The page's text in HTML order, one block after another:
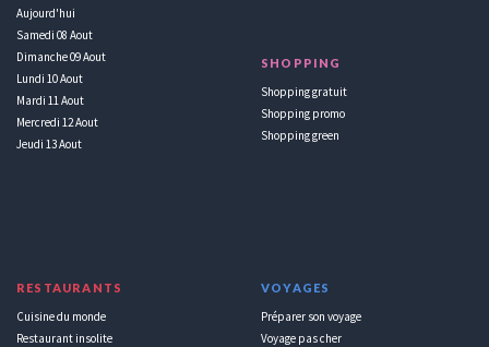
Aujourd'hui
Samedi 08 Aout
Dimanche 09 Aout
Lundi 10 Aout
Mardi 11 Aout
Mercredi 12 Aout
Jeudi 13 Aout
SHOPPING
Shopping gratuit
Shopping promo
Shopping green
RESTAURANTS
Cuisine du monde
Restaurant insolite
VOYAGES
Préparer son voyage
Voyage pas cher